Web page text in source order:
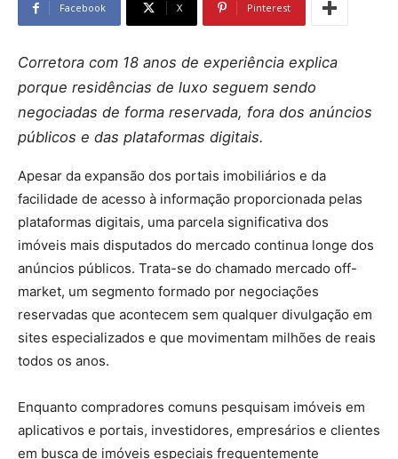
Facebook X Pinterest
Corretora com 18 anos de experiência explica
porque residências de luxo seguem sendo
negociadas de forma reservada, fora dos anúncios
públicos e das plataformas digitais.
Apesar da expansão dos portais imobiliários e da
facilidade de acesso à informação proporcionada pelas
plataformas digitais, uma parcela significativa dos
imóveis mais disputados do mercado continua longe dos
anúncios públicos. Trata-se do chamado mercado off-
market, um segmento formado por negociações
reservadas que acontecem sem qualquer divulgação em
sites especializados e que movimentam milhões de reais
todos os anos.
Enquanto compradores comuns pesquisam imóveis em
aplicativos e portais, investidores, empresários e clientes
em busca de imóveis especiais frequentemente